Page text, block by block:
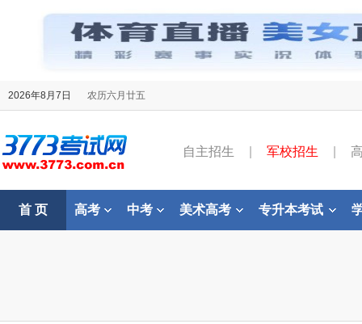
2026年8月7日 农历六月廿五
自主招生 军校招生
首 页 高考 中考 美术高考 专升本考试